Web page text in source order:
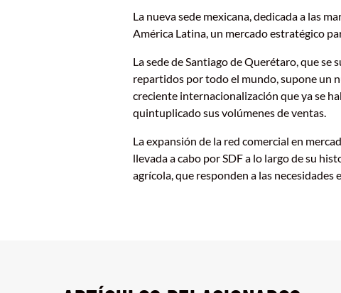
La nueva sede mexicana, dedicada a las
América Latina, un mercado estratégico
La sede de Santiago de Querétaro, que se
repartidos por todo el mundo, supone un
creciente internacionalización que ya se
quintuplicado sus volúmenes de ventas.
La expansión de la red comercial en
llevada a cabo por SDF a lo largo de su
agrícola, que responden a las necesidades